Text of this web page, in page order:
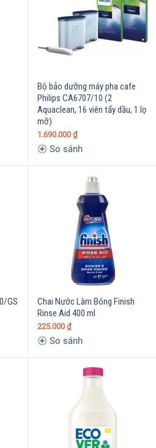
Bộ bảo dưỡng máy pha cafe
Philips CA6707/10 (2
Aquaclean, 16 viên tẩy dầu, 1 lọ
mỡ)
1.690.000 ₫
So sánh
GS
Chai Nước Làm Bóng Finish
Rinse Aid 400 ml
225.000 ₫
So sánh